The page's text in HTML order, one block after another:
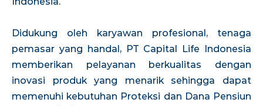
Didukung oleh karyawan profesional, tenaga
pemasar yang handal, PT Capital Life Indonesia
memberikan pelayanan berkualitas dengan
inovasi produk yang menarik sehingga dapat
memenuhi kebutuhan Proteksi dan Dana Pensiun